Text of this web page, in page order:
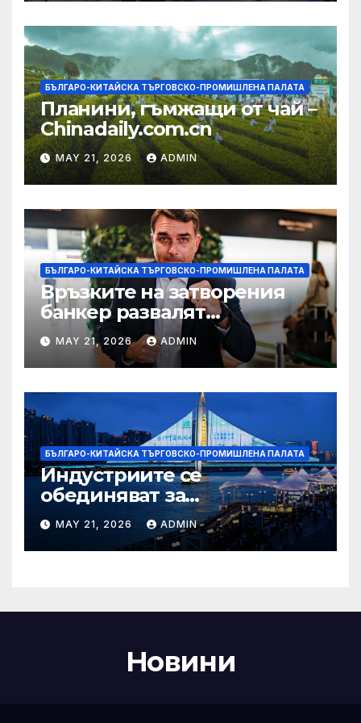
БЪЛГАРО-КИТАЙСКА ТЪРГОВСКО-ПРОМИШЛЕНА ПАЛАТА
Планини, гъмжащи от чай –
Chinadaily.com.cn
MAY 21, 2026 ADMIN
БЪЛГАРО-КИТАЙСКА ТЪРГОВСКО-ПРОМИШЛЕНА ПАЛАТА
Връзките на затворения
банкер развалят
надеждите на Флавио
Болсонаро за президент на
Бразилия
MAY 21, 2026 ADMIN
БЪЛГАРО-КИТАЙСКА ТЪРГОВСКО-ПРОМИШЛЕНА ПАЛАТА
Индустриите се
обединяват за
висококачествен растеж на
културния и
туристическия сектор
MAY 21, 2026 ADMIN
Новини